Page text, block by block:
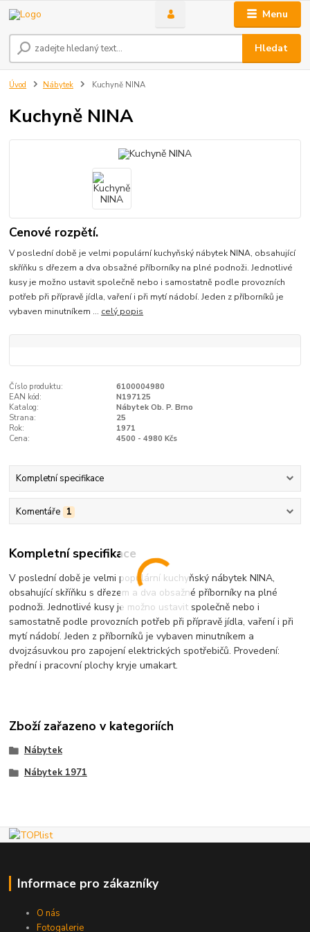
Menu
Hledat
Úvod Nábytek Kuchyně NINA
Kuchyně NINA
Cenové rozpětí.
V poslední době je velmi populární kuchyňský nábytek NINA, obsahující
skříňku s dřezem a dva obsažné příborníky na plné podnoži. Jednotlivé
kusy je možno ustavit společně nebo i samostatně podle provozních
potřeb při přípravě jídla, vaření i při mytí nádobí. Jeden z příborníků je
vybaven minutníkem ... celý popis
Číslo produktu:
6100004980
EAN kód:
N197125
Katalog:
Nábytek Ob. P. Brno
Strana:
25
Rok:
1971
Cena:
4500 - 4980 Kčs
Kompletní specifikace
Komentáře 1
Kompletní specifikace
V poslední době je velmi populární kuchyňský nábytek NINA,
obsahující skříňku s dřezem a dva obsažné příborníky na plné
podnoži. Jednotlivé kusy je možno ustavit společně nebo i
samostatně podle provozních potřeb při přípravě jídla, vaření i při
mytí nádobí. Jeden z příborníků je vybaven minutníkem a
dvojzásuvkou pro zapojení elektrických spotřebičů. Provedení:
přední i pracovní plochy kryje umakart.
Zboží zařazeno v kategoriích
Nábytek
Nábytek 1971
Informace pro zákazníky
O nás
Fotogalerie